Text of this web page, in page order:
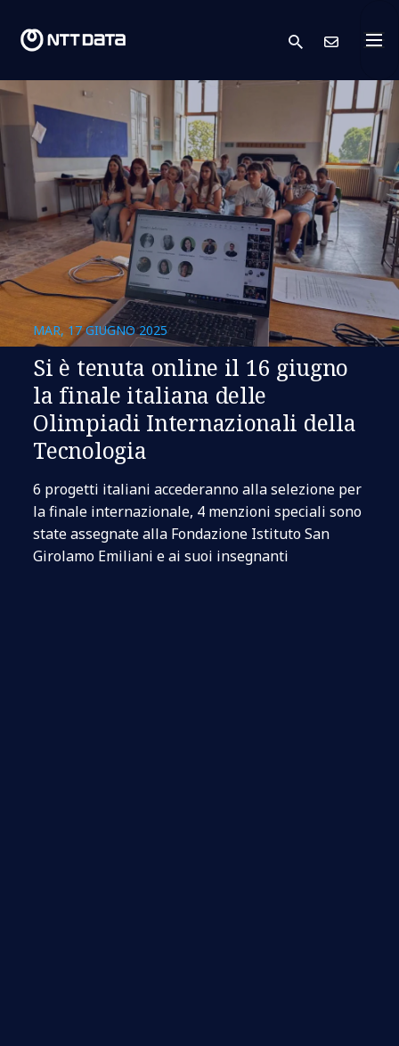
search
MAR, 17 GIUGNO 2025
Si è tenuta online il 16 giugno
la finale italiana delle
Olimpiadi Internazionali della
Tecnologia
6 progetti italiani accederanno alla selezione per
la finale internazionale, 4 menzioni speciali sono
state assegnate alla Fondazione Istituto San
Girolamo Emiliani e ai suoi insegnanti